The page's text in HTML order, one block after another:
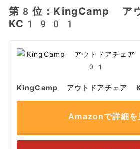
第8位：KingCamp アウ
KC1901
KingCamp アウトドアチェ
Amazonで詳細を